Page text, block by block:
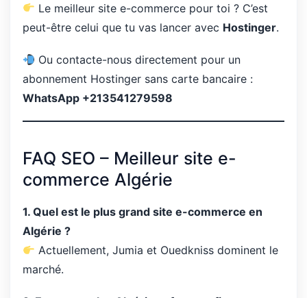
Le meilleur site e-commerce pour toi ? C’est
peut-être celui que tu vas lancer avec Hostinger.
Ou contacte-nous directement pour un
abonnement Hostinger sans carte bancaire :
WhatsApp +213541279598
FAQ SEO – Meilleur site e-
commerce Algérie
1. Quel est le plus grand site e-commerce en
Algérie ?
Actuellement, Jumia et Ouedkniss dominent le
marché.